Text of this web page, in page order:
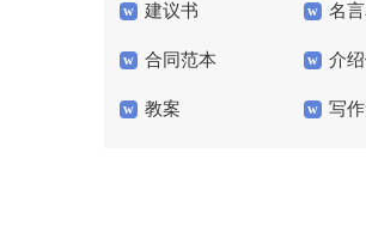
建议书 名
合同范本 介
教案 写